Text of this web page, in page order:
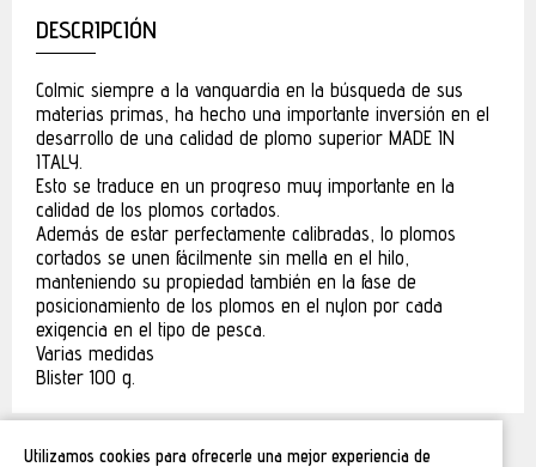
Utilizamos cookies para ofrecerle una mejor experiencia de
DESCRIPCIÓN
Colmic siempre a la vanguardia en la búsqueda de sus
materias primas, ha hecho una importante inversión en el
desarrollo de una calidad de plomo superior MADE IN
ITALY.
Esto se traduce en un progreso muy importante en la
calidad de los plomos cortados.
Además de estar perfectamente calibradas, lo plomos
cortados se unen fácilmente sin mella en el hilo,
manteniendo su propiedad también en la fase de
posicionamiento de los plomos en el nylon por cada
exigencia en el tipo de pesca.
Varias medidas
Blister 100 g.